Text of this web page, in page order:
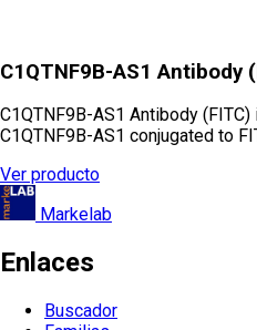
C1QTNF9B-AS1 Antibody
C1QTNF9B-AS1 Antibody
C1QTNF9B-AS1 conjugated to
Ver producto
Markelab
Enlaces
Buscador